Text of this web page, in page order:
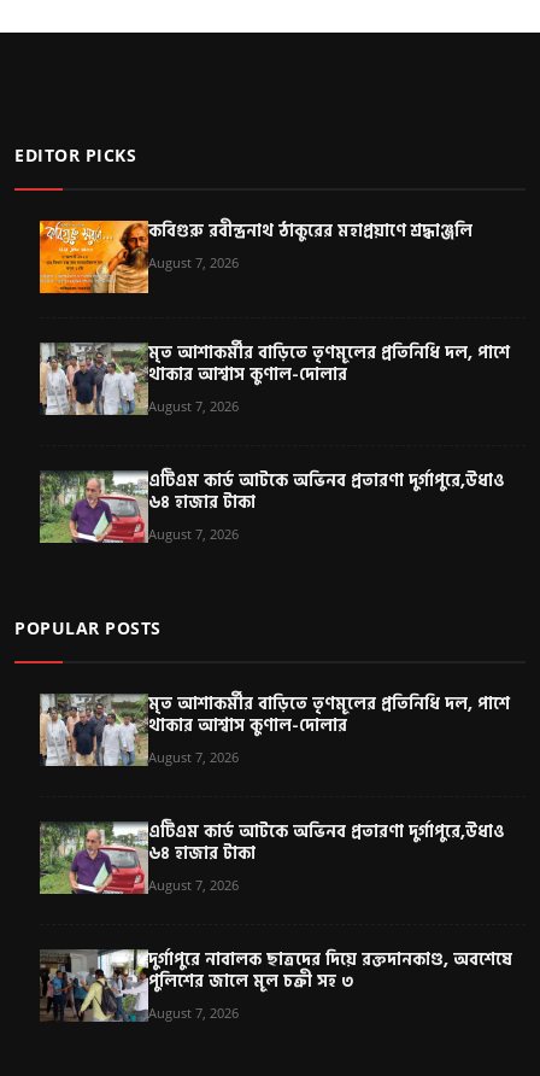
EDITOR PICKS
কবিগুরু রবীন্দ্রনাথ ঠাকুরের মহাপ্রয়াণে শ্রদ্ধাঞ্জলি
August 7, 2026
মৃত আশাকর্মীর বাড়িতে তৃণমূলের প্রতিনিধি দল, পাশে
থাকার আশ্বাস কুণাল-দোলার
August 7, 2026
এটিএম কার্ড আটকে অভিনব প্রতারণা দুর্গাপুরে,উধাও
৬৪ হাজার টাকা
August 7, 2026
POPULAR POSTS
মৃত আশাকর্মীর বাড়িতে তৃণমূলের প্রতিনিধি দল, পাশে
থাকার আশ্বাস কুণাল-দোলার
August 7, 2026
এটিএম কার্ড আটকে অভিনব প্রতারণা দুর্গাপুরে,উধাও
৬৪ হাজার টাকা
August 7, 2026
দুর্গাপুরে নাবালক ছাত্রদের দিয়ে রক্তদানকাণ্ড, অবশেষে
পুলিশের জালে মূল চক্রী সহ ৩
August 7, 2026